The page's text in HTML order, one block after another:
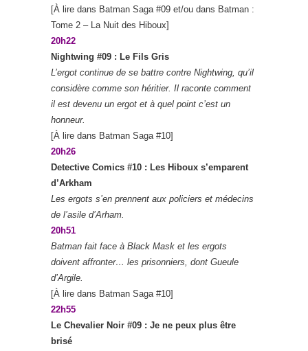
[À lire dans Batman Saga #09 et/ou dans Batman :
Tome 2 – La Nuit des Hiboux]
20h22
Nightwing #09 : Le Fils Gris
L’ergot continue de se battre contre Nightwing, qu’il
considère comme son héritier. Il raconte comment
il est devenu un ergot et à quel point c’est un
honneur.
[À lire dans Batman Saga #10]
20h26
Detective Comics #10 : Les Hiboux s’emparent
d’Arkham
Les ergots s’en prennent aux policiers et médecins
de l’asile d’Arham.
20h51
Batman fait face à Black Mask et les ergots
doivent affronter… les prisonniers, dont Gueule
d’Argile.
[À lire dans Batman Saga #10]
22h55
Le Chevalier Noir #09 : Je ne peux plus être
brisé